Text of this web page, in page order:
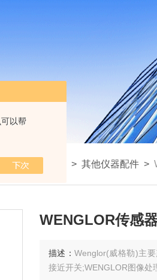
以帮
示>配件耗材 > 其他仪器配件 >
WENGLOR传感
描述：Wenglor(威格勒)主
接近开关;WENGLOR图像处